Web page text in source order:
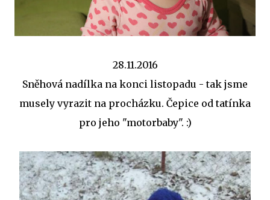
28.11.2016
Sněhová nadílka na konci listopadu - tak jsme
musely vyrazit na procházku. Čepice od tatínka
pro jeho "motorbaby". :)